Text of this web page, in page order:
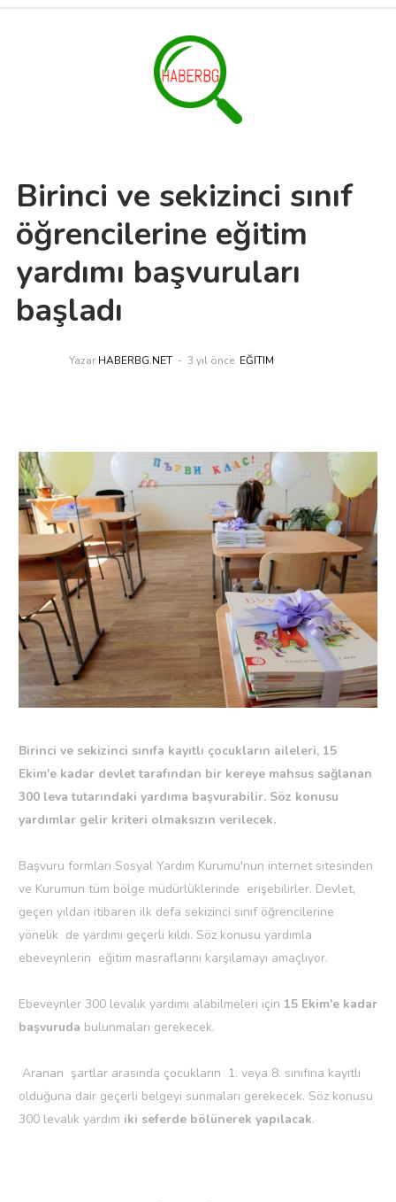
Birinci ve sekizinci sınıf
öğrencilerine eğitim
yardımı başvuruları
başladı
Yazar HABERBG.NET 3 yıl önce EĞITIM
Birinci ve sekizinci sınıfa kayıtlı çocukların aileleri, 15
Ekim'e kadar devlet tarafından bir kereye mahsus sağlanan
300 leva tutarındaki yardıma başvurabilir. Söz konusu
yardımlar gelir kriteri olmaksızın verilecek.
Başvuru formları Sosyal Yardım Kurumu'nun internet sitesinden
ve Kurumun tüm bölge müdürlüklerinde erişebilirler. Devlet,
geçen yıldan itibaren ilk defa sekizinci sınıf öğrencilerine
yönelik de yardımı geçerli kıldı. Söz konusu yardımla
ebeveynlerin eğitim masraflarını karşılamayı amaçlıyor.
Ebeveynler 300 levalık yardımı alabilmeleri için 15 Ekim'e kadar
başvuruda bulunmaları gerekecek.
Aranan şartlar arasında çocukların 1. veya 8. sınıfına kayıtlı
olduğuna dair geçerli belgeyi sunmaları gerekecek. Söz konusu
300 levalık yardım iki seferde bölünerek yapılacak.